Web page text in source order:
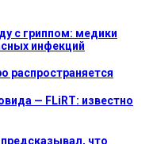
с гриппом: медики
инфекций
распространяется
— FLiRT: известно
что